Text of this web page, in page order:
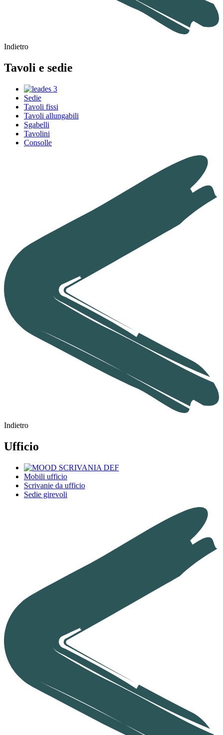
Indietro
Tavoli e sedie
Sedie
Tavoli fissi
Tavoli allungabili
Sgabelli
Tavolini
Consolle
Indietro
Ufficio
Mobili ufficio
Scrivanie da ufficio
Sedie girevoli